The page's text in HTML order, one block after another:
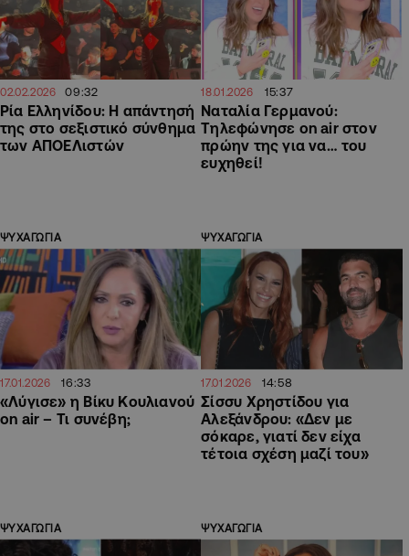
02.02.2026 09:32
Ρία Ελληνίδου: Η απάντησή
της στο σεξιστικό σύνθημα
των ΑΠΟΕΛιστών
18.01.2026 15:37
Ναταλία Γερμανού:
Τηλεφώνησε on air στον
πρώην της για να… του
ευχηθεί!
ΨΥΧΑΓΩΓΙΑ
17.01.2026 16:33
«Λύγισε» η Βίκυ Κουλιανού
on air – Τι συνέβη;
ΨΥΧΑΓΩΓΙΑ
17.01.2026 14:58
Σίσσυ Χρηστίδου για
Αλεξάνδρου: «Δεν με
σόκαρε, γιατί δεν είχα
τέτοια σχέση μαζί του»
ΨΥΧΑΓΩΓΙΑ ΨΥΧΑΓΩΓΙΑ